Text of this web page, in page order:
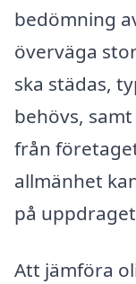
bedömning
överväga
ska städas,
behövs,
från
allmänhet
på
Att jämföra